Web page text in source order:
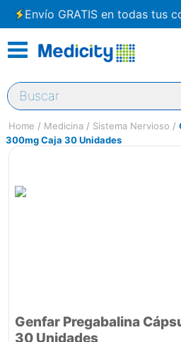
Envío GRATIS en todas tus
Buscar
Medicina Sistema Nervioso
300mg Caja 30 Unidades
Genfar Pregabalina
30 Unidades